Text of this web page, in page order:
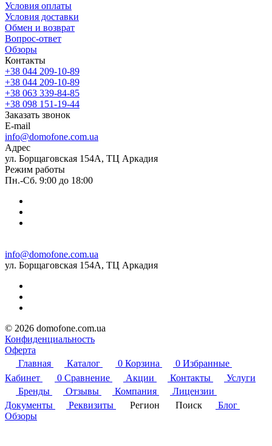
Условия оплаты
Условия доставки
Обмен и возврат
Вопрос-ответ
Обзоры
Контакты
+38 044 209-10-89
+38 044 209-10-89
+38 063 339-84-85
+38 098 151-19-44
Заказать звонок
E-mail
info@domofone.com.ua
Адрес
ул. Борщаговская 154А, ТЦ Аркадия
Режим работы
Пн.-Сб. 9:00 до 18:00
info@domofone.com.ua
ул. Борщаговская 154А, ТЦ Аркадия
© 2026 domofone.com.ua
Конфиденциальность
Оферта
Главная
Каталог 0 Корзина 0 Избранные
Кабинет
0 Сравнение Акции Контакты
Услуги
Бренды
Отзывы Компания
Лицензии
Документы
Реквизиты Регион Поиск
Блог
Обзоры